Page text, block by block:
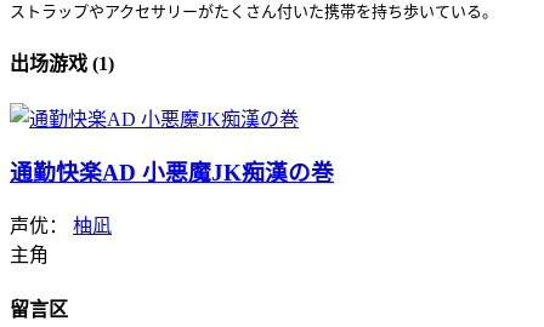
ストラップやアクセサリーがたくさん付いた携帯を持ち歩いている。
出场游戏 (1)
通勤快楽AD 小悪魔JK痴漢の巻
声优： 柚凪
主角
留言区